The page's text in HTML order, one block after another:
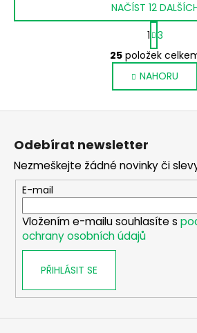
O
v
l
á
d
p
r
v
k
y
u
NAČÍST 12
S
t
r
á
n
k
o
í
1 3
25položek
NAHORU
Odebírat newsletter
Nezmeškejte žádné novinky či
E-mail
Vložením e-mailu souhlasíte s
ochrany osobních údajů
PŘIHLÁSIT SE